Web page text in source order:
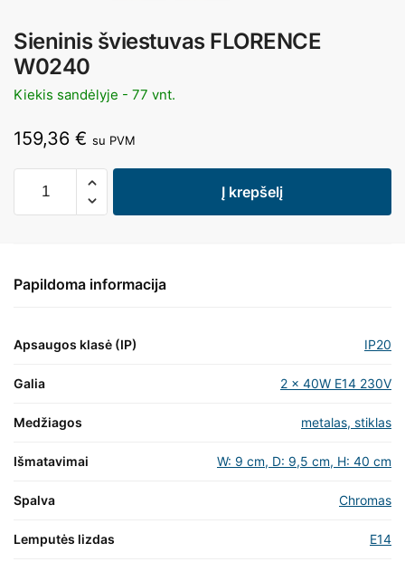
Sieninis šviestuvas FLORENCE
W0240
Kiekis sandėlyje - 77 vnt.
159,36 € su PVM
Į krepšelį
Papildoma informacija
Apsaugos klasė (IP) IP20
Galia 2 x 40W E14 230V
Medžiagos metalas, stiklas
Išmatavimai W: 9 cm, D: 9,5 cm, H: 40 cm
Spalva Chromas
Lemputės lizdas E14